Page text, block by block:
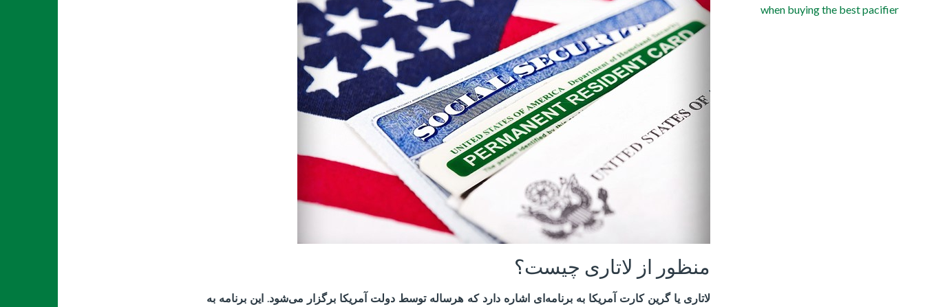
منظور از لاتاری چیست؟
لاتاری یا گرین کارت آمریکا به برنامه‌ای اشاره دارد که هرساله توسط دولت آمریکا برگزار می‌شود. این برنامه به
when buying the best pacifier